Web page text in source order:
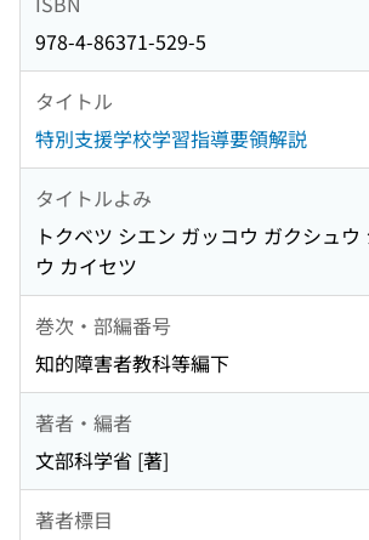
978-4-86371-529-5
タイトル
特別支援学校学習指導要領解説
タイトルよみ
トクベツ シエン ガッコウ ガクシュウ
ウ カイセツ
巻次・部編番号
知的障害者教科等編下
著者・編者
文部科学省 [著]
著者標目